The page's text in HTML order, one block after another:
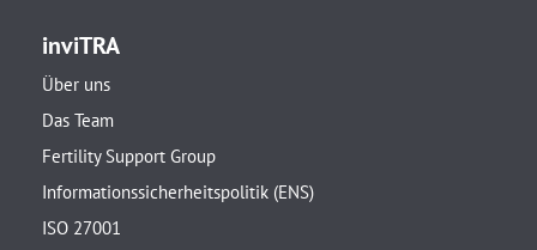
inviTRA
Über uns
Das Team
Fertility Support Group
Informationssicherheitspolitik (ENS)
ISO 27001